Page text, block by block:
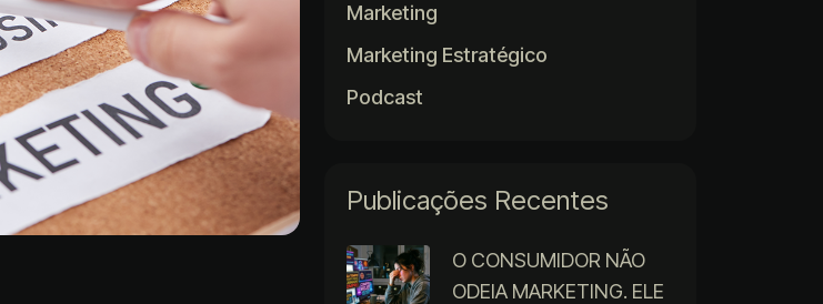
Marketing
Marketing Estratégico
Podcast
Publicações Recentes
O CONSUMIDOR NÃO
ODEIA MARKETING. ELE